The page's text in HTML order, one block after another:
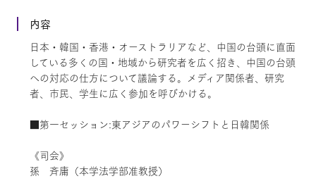
内容
日本・韓国・香港・オーストラリアなど、中国の台頭に直面
している多くの国・地域から研究者を広く招き、中国の台頭
への対応の仕方について議論する。メディア関係者、研究
者、市民、学生に広く参加を呼びかける。
■第一セッション:東アジアのパワーシフトと日韓関係
《司会》
孫 斉庸（本学法学部准教授）